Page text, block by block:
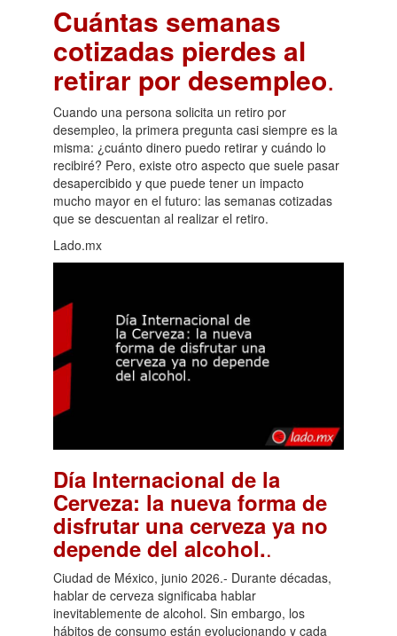
Cuántas semanas
cotizadas pierdes al
retirar por desempleo.
Cuando una persona solicita un retiro por
desempleo, la primera pregunta casi siempre es la
misma: ¿cuánto dinero puedo retirar y cuándo lo
recibiré? Pero, existe otro aspecto que suele pasar
desapercibido y que puede tener un impacto
mucho mayor en el futuro: las semanas cotizadas
que se descuentan al realizar el retiro.
Lado.mx
Día Internacional de la
Cerveza: la nueva forma de
disfrutar una cerveza ya no
depende del alcohol..
Ciudad de México, junio 2026.- Durante décadas,
hablar de cerveza significaba hablar
inevitablemente de alcohol. Sin embargo, los
hábitos de consumo están evolucionando y cada